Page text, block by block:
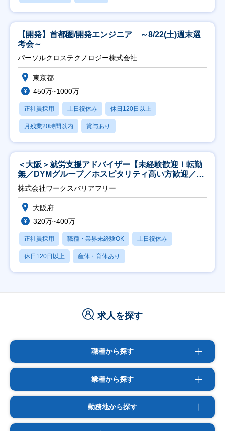
【開発】首都圏/開発エンジニア ～8/22(土)週末選
考会～
パーソルクロステクノロジー株式会社
東京都
450万~1000万
正社員採用 土日祝休み 休日120日以上
月残業20時間以内 賞与あり
＜大阪＞就労支援アドバイザー【未経験歓迎！転勤
無／DYMグループ／ホスピタリティ高い方歓迎／土
日祝】
株式会社ワークスバリアフリー
大阪府
320万~400万
正社員採用 職種・業界未経験OK 土日祝休み
休日120日以上 産休・育休あり
求人を探す
職種から探す
業種から探す
勤務地から探す